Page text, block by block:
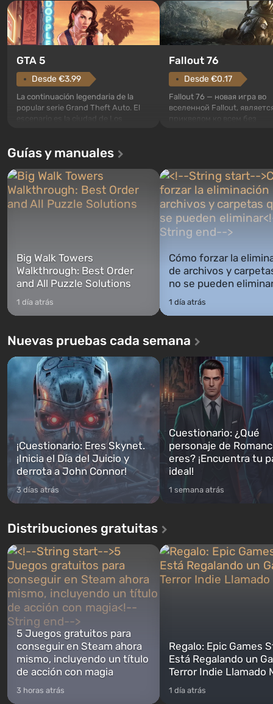
GTA 5
Desde €3.99
La continuación legendaria de la
popular serie Grand Theft Auto. El
escenario es la ciudad de Los
Andreas . Por primera vez, el juego
narra la historia de tres personajes:
Michael, Trevor y Franklin, entre los
cuales podrás cambi...
Fallout 76
Desde €0.17
Fallout 76 — новая игра во
вселенной Fallout,
приквелом ко всем без
Vault-Tec, должно
первым после того, как на
Америку упадут ядерные
Место действия Fallout...
Guías y manuales
Big Walk Towers
Walkthrough: Best Order
and All Puzzle Solutions
1 día atrás
Cómo forzar la
de archivos y
no se pueden
1 día atrás
Nuevas pruebas cada semana
¡Cuestionario: Eres Skynet.
¡Inicia el Día del Juicio y
derrota a John Connor!
3 días atrás
Cuestionario: ¿Qué
personaje de
eres? ¡Encuentra tu
ideal!
1 semana atrás
Distribuciones gratuitas
5 Juegos gratuitos para
conseguir en Steam ahora
mismo, incluyendo un título
de acción con magia
3 horas atrás
Regalo: Epic Games
Está Regalando un
Terror Indie Llamado
1 día atrás